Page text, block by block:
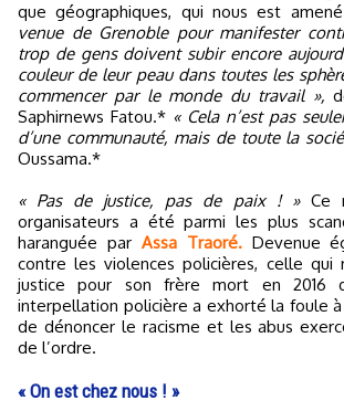
que géographiques, qui nous est
venue de Grenoble pour manifester
trop de gens doivent subir encore
couleur de leur peau dans toutes les
commencer par le monde du travail »,
Saphirnews Fatou.* « Cela n’est pas
d’une communauté, mais de toute la
Oussama.*
« Pas de justice, pas de paix ! »Ce
organisateurs a été parmi les plus
haranguée par Assa Traoré.Devenue
contre les violences policières, celle
justice pour son frère mort en 2016
interpellation policière a exhorté la foule
de dénoncer le racisme et les abus
de l’ordre.
« On est chez nous ! »